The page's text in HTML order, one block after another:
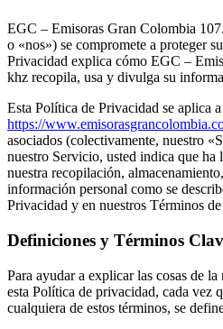
EGC – Emisoras Gran Colombia
o «nos») se compromete a proteger
Privacidad explica cómo EGC –
khz recopila, usa y divulga su
Esta Política de Privacidad se aplica
https://
asociados (colectivamente, nuestro
nuestro Servicio, usted indica que
nuestra recopilación,
información personal como se
Privacidad y en nuestros Términos
Definiciones y Términos
Para ayudar a explicar las cosas de
esta Política de privacidad, cada vez
cualquiera de estos términos, se